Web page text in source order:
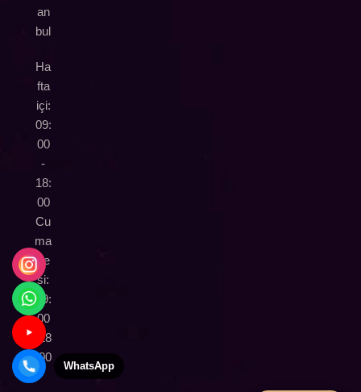
an
bul
Ha
fta
içi:
09:
00
-
18:
00
Cu
ma
rte
si:
09:
00
-18
:00
WhatsApp